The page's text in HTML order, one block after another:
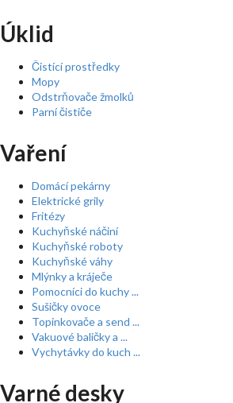
Úklid
Čistící prostředky
Mopy
Odstrňovače žmolků
Parní čističe
Vaření
Domácí pekárny
Elektrické grily
Fritézy
Kuchyňské náčiní
Kuchyňské roboty
Kuchyňské váhy
Mlýnky a kráječe
Pomocníci do kuchy ...
Sušičky ovoce
Topinkovače a send ...
Vakuové baličky a ...
Vychytávky do kuch ...
Varné desky